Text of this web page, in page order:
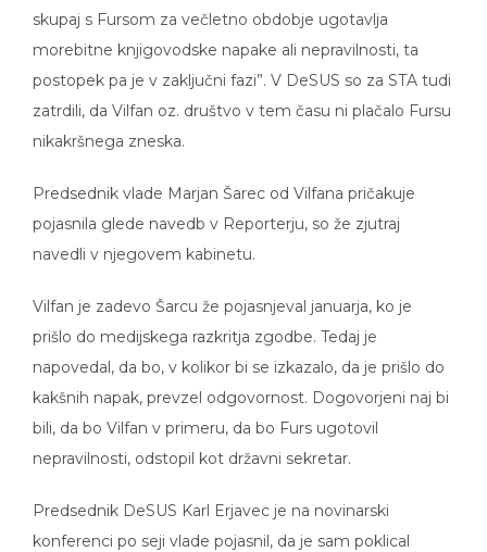
skupaj s Fursom za večletno obdobje ugotavlja
morebitne knjigovodske napake ali nepravilnosti, ta
postopek pa je v zaključni fazi”. V DeSUS so za STA tudi
zatrdili, da Vilfan oz. društvo v tem času ni plačalo Fursu
nikakršnega zneska.
Predsednik vlade Marjan Šarec od Vilfana pričakuje
pojasnila glede navedb v Reporterju, so že zjutraj
navedli v njegovem kabinetu.
Vilfan je zadevo Šarcu že pojasnjeval januarja, ko je
prišlo do medijskega razkritja zgodbe. Tedaj je
napovedal, da bo, v kolikor bi se izkazalo, da je prišlo do
kakšnih napak, prevzel odgovornost. Dogovorjeni naj bi
bili, da bo Vilfan v primeru, da bo Furs ugotovil
nepravilnosti, odstopil kot državni sekretar.
Predsednik DeSUS Karl Erjavec je na novinarski
konferenci po seji vlade pojasnil, da je sam poklical